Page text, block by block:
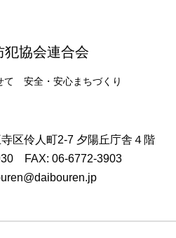
犯協会連合会
て 安全・安心まちづくり
区伶人町2-7 夕陽丘庁舎４階
FAX: 06-6772-3903